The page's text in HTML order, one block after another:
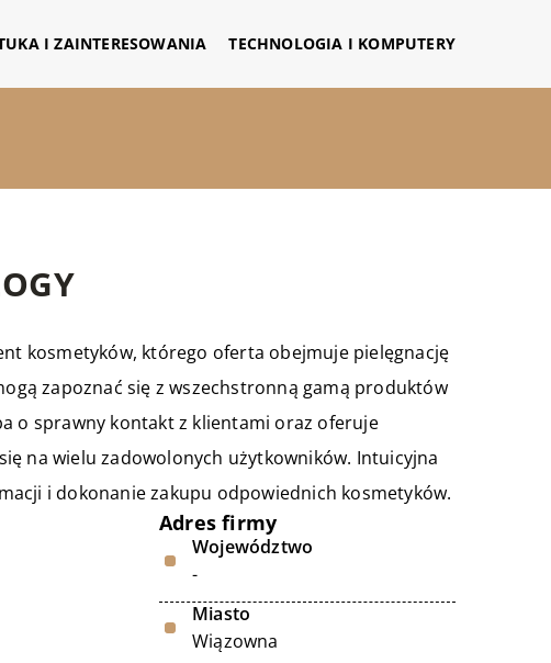
I ZAINTERESOWANIA TECHNOLOGIA I KOMPUTERY
kosmetyków, którego oferta obejmuje pielęgnację
zapoznać się z wszechstronną gamą produktów
o sprawny kontakt z klientami oraz oferuje
na wielu zadowolonych użytkowników. Intuicyjna
i dokonanie zakupu odpowiednich kosmetyków.
Adres firmy
Województwo
-
Miasto
Wiązowna